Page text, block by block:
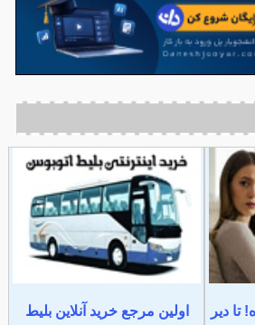
تا دیر
اولین مرجع خرید آنلاین بلیط